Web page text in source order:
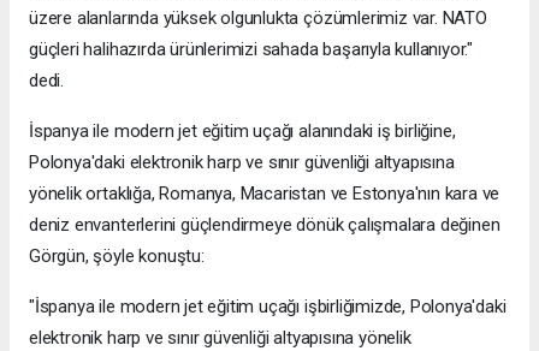
üzere alanlarında yüksek olgunlukta çözümlerimiz var. NATO
güçleri halihazırda ürünlerimizi sahada başarıyla kullanıyor."
dedi.
İspanya ile modern jet eğitim uçağı alanındaki iş birliğine,
Polonya'daki elektronik harp ve sınır güvenliği altyapısına
yönelik ortaklığa, Romanya, Macaristan ve Estonya'nın kara ve
deniz envanterlerini güçlendirmeye dönük çalışmalara değinen
Görgün, şöyle konuştu:
"İspanya ile modern jet eğitim uçağı işbirliğimizde, Polonya'daki
elektronik harp ve sınır güvenliği altyapısına yönelik